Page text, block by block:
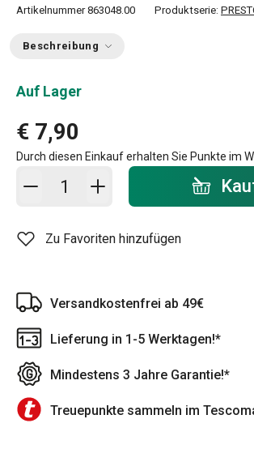
Artikelnummer 863048.00 Produktserie:
Beschreibung
Auf Lager
€ 7,90
Durch diesen Einkauf erhalten Sie Punkte im
In den Warenkorb - Menge
Zu Favoriten hinzufügen
Versandkostenfrei ab 49€
Lieferung in 1-5 Werktagen!*
Mindestens 3 Jahre Garantie!*
Treuepunkte sammeln im